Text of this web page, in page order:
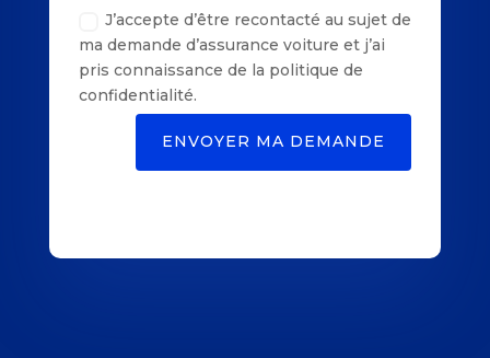
J’accepte d’être recontacté au sujet de
ma demande d’assurance voiture et j’ai
pris connaissance de la politique de
confidentialité.
ENVOYER MA DEMANDE